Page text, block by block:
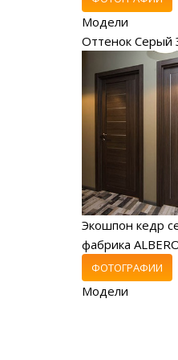
Модели
Оттенок Серый
Экошпон кедр
фабрика
ФОТОГРАФИИ
Модели